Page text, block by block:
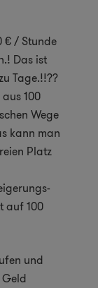
€ / Stunde
Das ist
Tage.!!??
100
Wege
kann man
Platz
auf 100
und